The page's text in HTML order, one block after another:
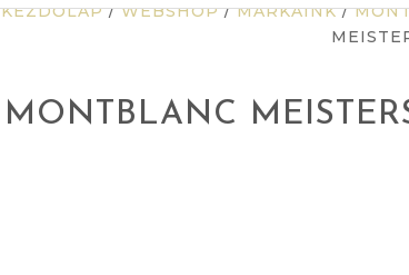
KEZDŐLAP/WEBSHOP/MÁRKÁINK/
MONTBLANC